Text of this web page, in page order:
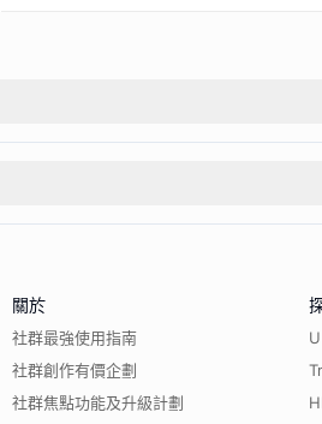
關於
社群最強使用指南
社群創作有價企劃
社群焦點功能及升級計劃